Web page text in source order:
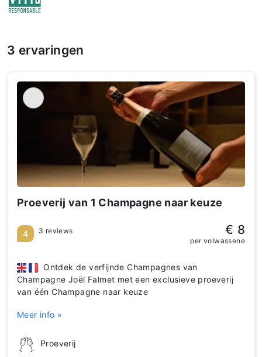
3 ervaringen
Proeverij van 1 Champagne naar keuze
Proeverij
Ontdek de verfijnde Champagnes van
Champagne Joël Falmet met een exclusieve proeverij
van één Champagne naar keuze
Meer info »
4 3 reviews € 8
per volwassene